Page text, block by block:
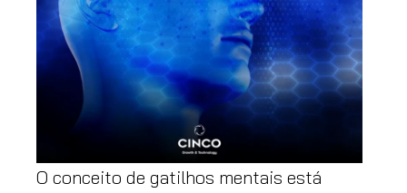
O conceito de gatilhos mentais está